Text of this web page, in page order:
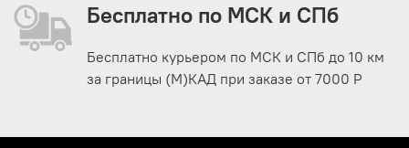
Бесплатно по МСК и СПб
Бесплатно курьером по МСК и СПб до 10 км
за границы (М)КАД при заказе от 7000 Р